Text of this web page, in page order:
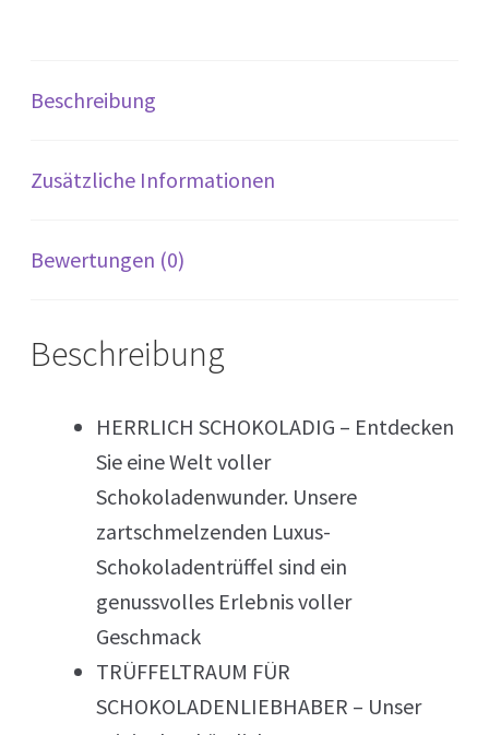
t
p
Beschreibung
Zusätzliche Informationen
Bewertungen (0)
Beschreibung
HERRLICH SCHOKOLADIG – Entdecken
Sie eine Welt voller
Schokoladenwunder. Unsere
zartschmelzenden Luxus-
Schokoladentrüffel sind ein
genussvolles Erlebnis voller
Geschmack
TRÜFFELTRAUM FÜR
SCHOKOLADENLIEBHABER – Unser